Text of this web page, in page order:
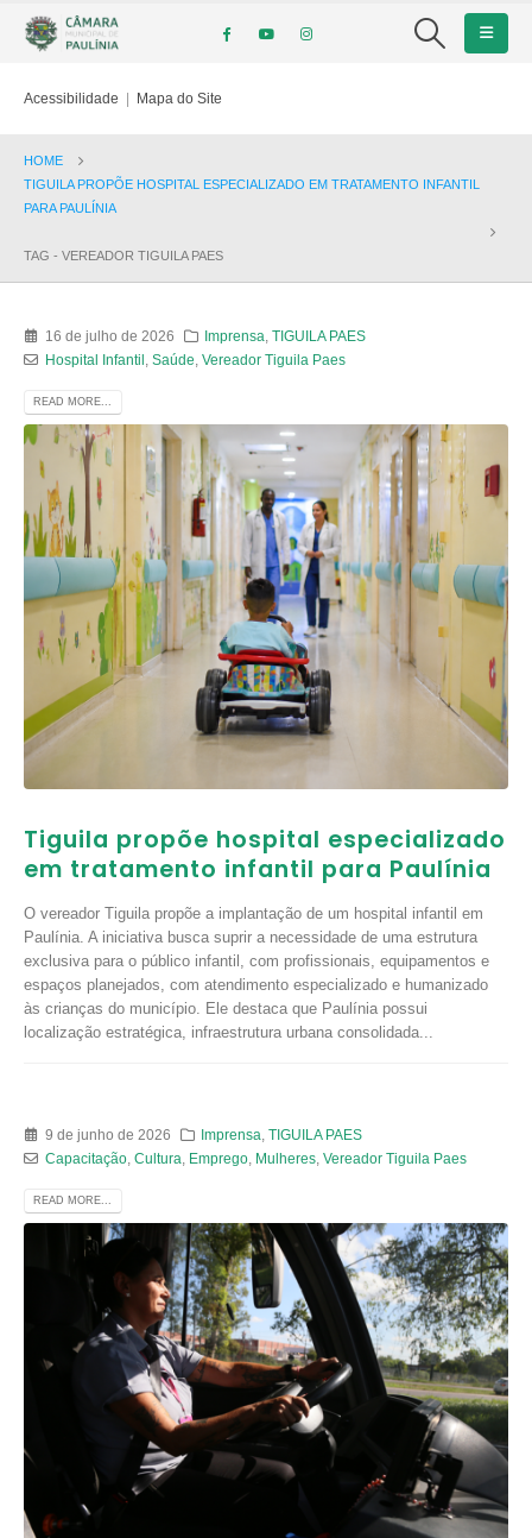
Acessibilidade | Mapa do Site
HOME
TIGUILA PROPÕE HOSPITAL ESPECIALIZADO EM TRATAMENTO INFANTIL
PARA PAULÍNIA
TAG - VEREADOR TIGUILA PAES
16 de julho de 2026 Imprensa ,TIGUILA PAES
Hospital Infantil Saúde Vereador Tiguila Paes
READ MORE...
Tiguila propõe hospital especializado
em tratamento infantil para Paulínia
O vereador Tiguila propõe a implantação de um hospital infantil em
Paulínia. A iniciativa busca suprir a necessidade de uma estrutura
exclusiva para o público infantil, com profissionais, equipamentos e
espaços planejados, com atendimento especializado e humanizado
às crianças do município. Ele destaca que Paulínia possui
localização estratégica, infraestrutura urbana consolidada...
9 de junho de 2026 Imprensa ,TIGUILA PAES
Capacitação, Cultura Emprego, Mulheres, Vereador Tiguila Paes
READ MORE...